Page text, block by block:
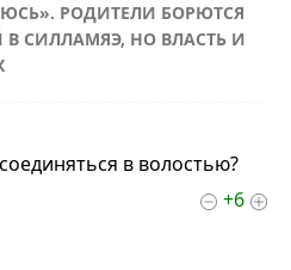
РОДИТЕЛИ БОРЮТСЯ
В СИЛЛАМЯЭ, НО ВЛАСТЬ И
в волостью?
+6